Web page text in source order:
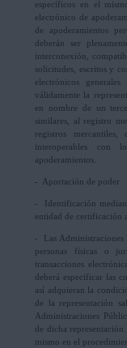
específicos en el
electrónico de
de apoderamientos
deberán ser
interconexión,
solicitudes, escritos y
electrónicos
válidamente la
en nombre de un
similares, al registro
registros
interoperables con
apoderamientos.
- Aportación de poder
- Identificación
entidad de certificación
- Las Administraciones
personas físicas o
transacciones
deberá especificar las
así adquieran la
de la representación
Administraciones
de dicha
mismo en el